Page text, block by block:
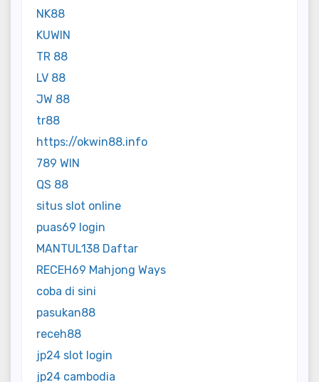
NK88
KUWIN
TR 88
LV 88
JW 88
tr88
https://okwin88.info
789 WIN
QS 88
situs slot online
puas69 login
MANTUL138 Daftar
RECEH69 Mahjong Ways
coba di sini
pasukan88
receh88
jp24 slot login
jp24 cambodia